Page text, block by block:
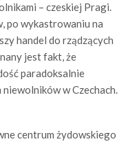
– czeskiej Pragi.
po wykastrowaniu na
handel do rządzących
jest fakt, że
paradoksalnie
w Czechach.
centrum żydowskiego